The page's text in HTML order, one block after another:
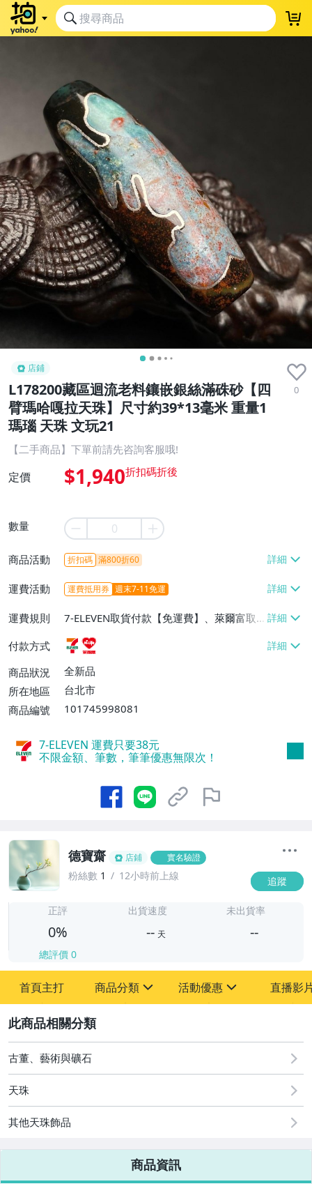
店鋪
L178200藏區迴流老料鑲嵌銀絲滿硃砂【四
臂瑪哈嘎拉天珠】尺寸約39*13毫米 重量1
瑪瑙 天珠 文玩21
0
【二手商品】下單前請先咨詢客服哦!
定價 $1,940
數量
商品活動 折扣碼 滿800折60
運費活動 運費抵用券 週末7-11免運
運費規則
7-ELEVEN取貨付款【免運費】、萊爾富取
貨付款【免運費】
付款方式
商品狀況
全新品
所在地區
台北市
商品編號
101745998081
7-ELEVEN 運費只要38元
不限金額、筆數，筆筆優惠無限次！
德寶齋 店鋪 實名驗證
粉絲數 1 12小時前上線 追蹤
-
正評
0%
總評價 0
出貨速度
-- 天
未出貨率
--
首頁主打 商品分類
其它
活動優惠
[全店] 追蹤本賣場立減60元【粉絲轉享】
直播影
古董、藝術與礦石
天珠
其他天珠飾品
商品資訊